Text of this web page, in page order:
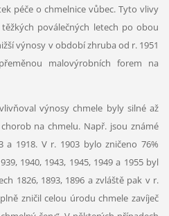
péče o chmelnice vůbec. Tyto vlivy
poválečných letech po obou
výnosy v období zhruba od r. 1951
malovýrobních forem na
výnosy chmele byly silné až
na chmelu. Např. jsou známé
a 1918. V r. 1903 bylo zničeno 76%
1940, 1943, 1945, 1949 a 1955 byl
1826, 1893, 1896 a zvláště pak v r.
zničil celou úrodu chmele zavíječ